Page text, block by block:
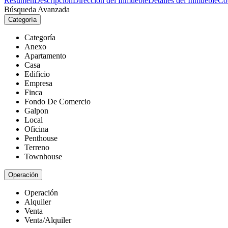
Búsqueda Avanzada
Categoría
Categoría
Anexo
Apartamento
Casa
Edificio
Empresa
Finca
Fondo De Comercio
Galpon
Local
Oficina
Penthouse
Terreno
Townhouse
Operación
Operación
Alquiler
Venta
Venta/Alquiler